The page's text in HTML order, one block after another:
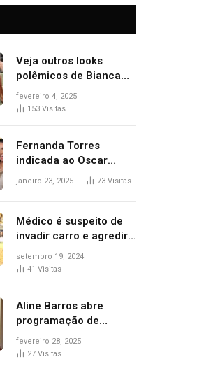
Veja outros looks
polêmicos de Bianca
Censori, esposa de
Kanye West que
fevereiro 4, 2025
153 Visitas
Fernanda Torres
indicada ao Oscar
2025: veja as
janeiro 23, 2025 73 Visitas
Médico é suspeito de
invadir carro e agredir
delegado aposentado
durante confusão no
setembro 19, 2024
41 Visitas
Aline Barros abre
programação de
Carnaval na Praça dos
Girassóis nesta sexta-
fevereiro 28, 2025
27 Visitas